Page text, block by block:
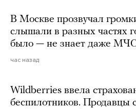
В Москве прозвучал
слышали в разных частях
было — не знает даже
час назад
Wildberries ввела
беспилотников. Продавцы